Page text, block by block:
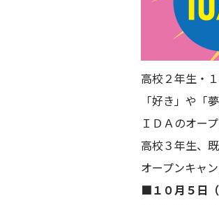
高校２年生・
「好き」や「
ＩＤＡのオー
高校３年生、
オープンキャ
■１０月５日（